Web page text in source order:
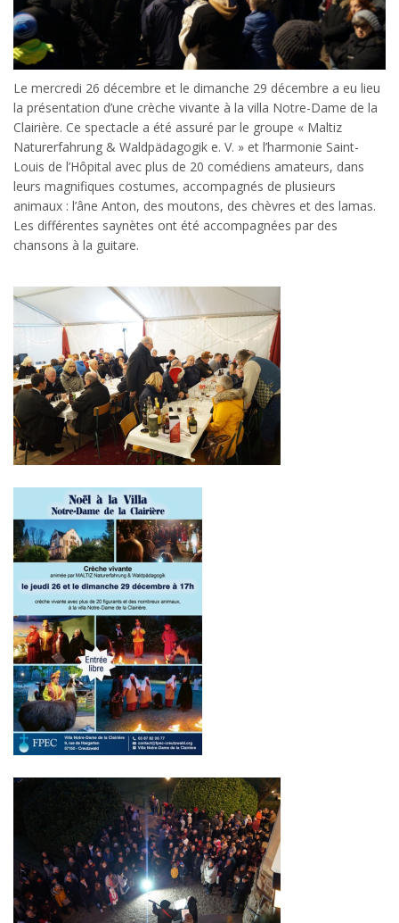
Le mercredi 26 décembre et le dimanche 29 décembre a eu lieu
la présentation d’une crèche vivante à la villa Notre-Dame de la
Clairière. Ce spectacle a été assuré par le groupe « Maltiz
Naturerfahrung & Waldpädagogik e. V. » et l’harmonie Saint-
Louis de l’Hôpital avec plus de 20 comédiens amateurs, dans
leurs magnifiques costumes, accompagnés de plusieurs
animaux : l’âne Anton, des moutons, des chèvres et des lamas.
Les différentes saynètes ont été accompagnées par des
chansons à la guitare.